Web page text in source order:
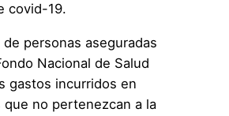
covid-19.
de personas aseguradas
Nacional de Salud
gastos incurridos en
que no pertenezcan a la